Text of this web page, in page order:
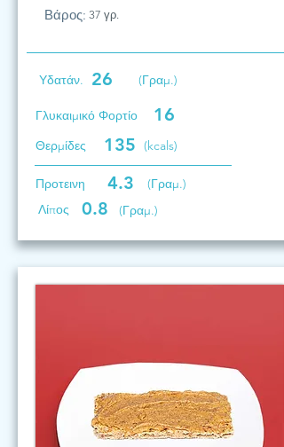
Βάρος: 37 γρ.
Υδατάν. 26 (Γραμ.)
Γλυκαιμικό Φορτίο 16
Θερμίδες 135 (kcals)
Προτεινη 4.3
(Γραμ.)
Λίπος
0.8 (Γραμ.)